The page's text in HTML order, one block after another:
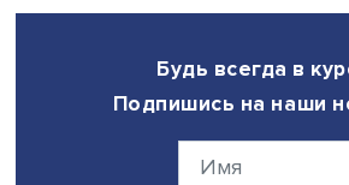
На конференции также были
заместителя директора ЦеТИ,
Ростислава Капелюшникова
и
«Специальный стаж и заработная
Юрко); сотрудников МГИМО и
университета (Прага, Чехия) Анны